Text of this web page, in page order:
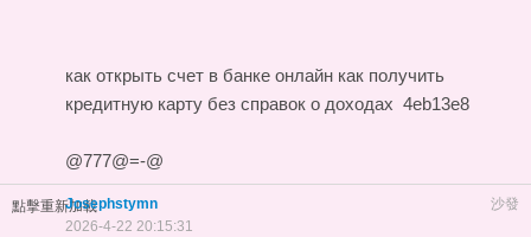
как открыть счет в банке онлайн как получить
кредитную карту без справок о доходах 4eb13e8
@777@=-@
點擊重新加載 沙發
Josephstymn
2026-4-22 20:15:31